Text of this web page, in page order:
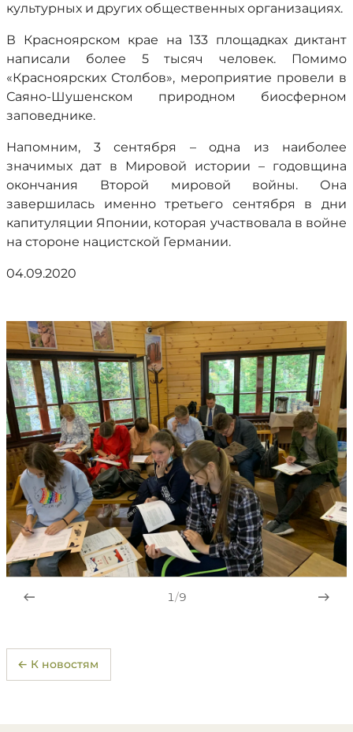
культурных и других общественных организациях.
В Красноярском крае на 133 площадках диктант
написали более 5 тысяч человек. Помимо
«Красноярских Столбов», мероприятие провели в
Саяно-Шушенском природном биосферном
заповеднике.
Напомним, 3 сентября – одна из наиболее
значимых дат в Мировой истории – годовщина
окончания Второй мировой войны. Она
завершилась именно третьего сентября в дни
капитуляции Японии, которая участвовала в войне
на стороне нацистской Германии.
04.09.2020
1/9
← К новостям